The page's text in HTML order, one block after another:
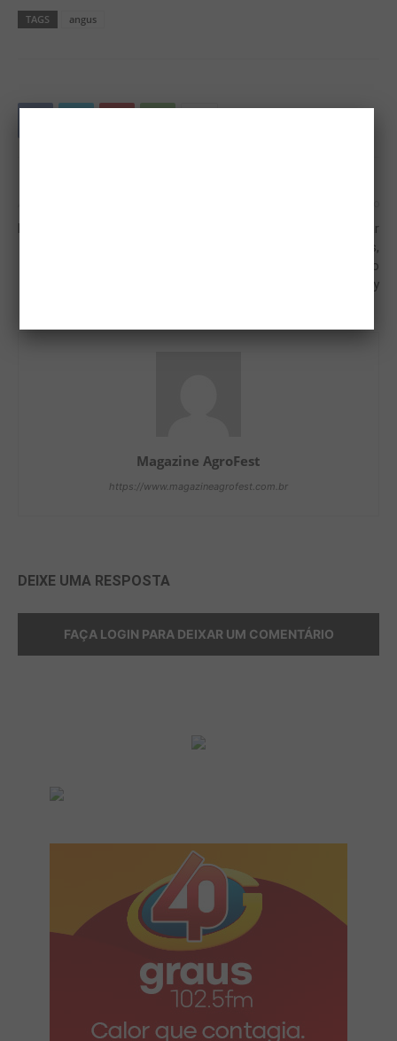
TAGS angus
Rodeio de Mirassol 2024
Com a proposta de entregar
de tudo e não cobrar taxas,
app ganha espaço no
bilionário mercado de delivery
Magazine AgroFest
https://www.magazineagrofest.com.br
DEIXE UMA RESPOSTA
FAÇA LOGIN PARA DEIXAR UM COMENTÁRIO